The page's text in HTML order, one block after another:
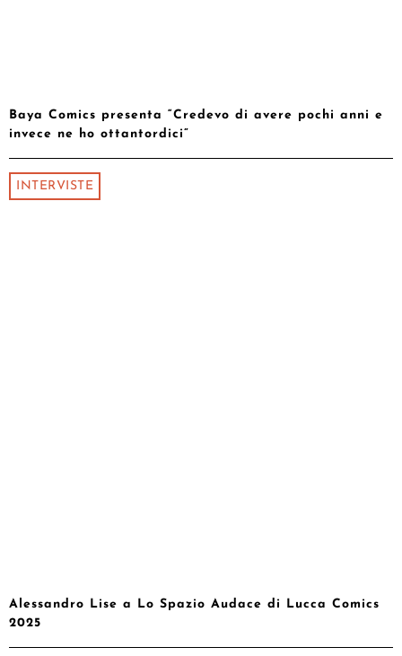
Baya Comics presenta “Credevo di avere pochi anni e
invece ne ho ottantordici”
INTERVISTE
Alessandro Lise a Lo Spazio Audace di Lucca Comics
2025